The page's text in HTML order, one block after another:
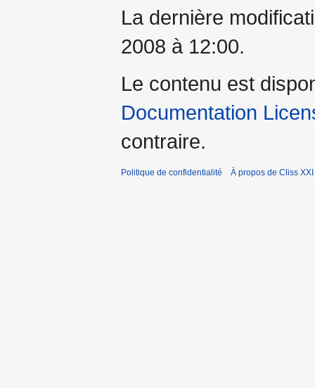
La dernière
2008 à 12:00.
Le contenu est
Documentation
contraire.
Politique de confidentialité À propos de Cliss XXI